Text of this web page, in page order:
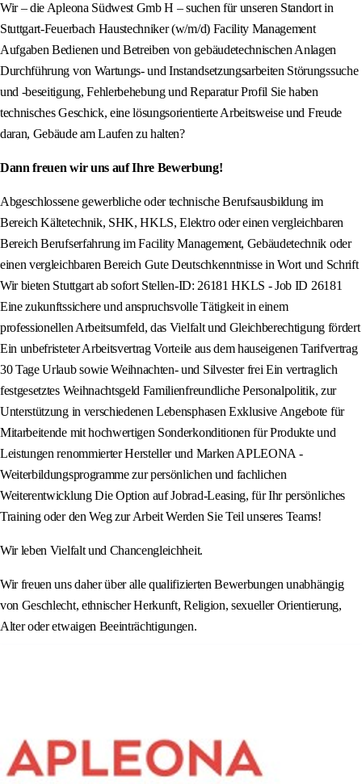
Wir – die Apleona Südwest Gmb H – suchen für unseren Standort in
Stuttgart-Feuerbach Haustechniker (w/m/d) Facility Management
Aufgaben Bedienen und Betreiben von gebäudetechnischen Anlagen
Durchführung von Wartungs- und Instandsetzungsarbeiten Störungssuche
und -beseitigung, Fehlerbehebung und Reparatur Profil Sie haben
technisches Geschick, eine lösungsorientierte Arbeitsweise und Freude
daran, Gebäude am Laufen zu halten?
Dann freuen wir uns auf Ihre Bewerbung!
Abgeschlossene gewerbliche oder technische Berufsausbildung im
Bereich Kältetechnik, SHK, HKLS, Elektro oder einen vergleichbaren
Bereich Berufserfahrung im Facility Management, Gebäudetechnik oder
einen vergleichbaren Bereich Gute Deutschkenntnisse in Wort und Schrift
Wir bieten Stuttgart ab sofort Stellen-ID: 26181 HKLS - Job ID 26181
Eine zukunftssichere und anspruchsvolle Tätigkeit in einem
professionellen Arbeitsumfeld, das Vielfalt und Gleichberechtigung fördert
Ein unbefristeter Arbeitsvertrag Vorteile aus dem hauseigenen Tarifvertrag
30 Tage Urlaub sowie Weihnachten- und Silvester frei Ein vertraglich
festgesetztes Weihnachtsgeld Familienfreundliche Personalpolitik, zur
Unterstützung in verschiedenen Lebensphasen Exklusive Angebote für
Mitarbeitende mit hochwertigen Sonderkonditionen für Produkte und
Leistungen renommierter Hersteller und Marken APLEONA -
Weiterbildungsprogramme zur persönlichen und fachlichen
Weiterentwicklung Die Option auf Jobrad-Leasing, für Ihr persönliches
Training oder den Weg zur Arbeit Werden Sie Teil unseres Teams!
Wir leben Vielfalt und Chancengleichheit.
Wir freuen uns daher über alle qualifizierten Bewerbungen unabhängig
von Geschlecht, ethnischer Herkunft, Religion, sexueller Orientierung,
Alter oder etwaigen Beeinträchtigungen.